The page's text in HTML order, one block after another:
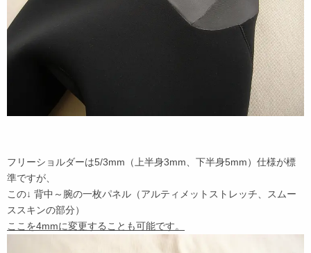
フリーショルダーは5/3mm（上半身3mm、下半身5mm）仕様が標
準ですが、
この↓ 背中～腕の一枚パネル（アルティメットストレッチ、スムー
ススキンの部分）
ここを4mmに変更することも可能です。